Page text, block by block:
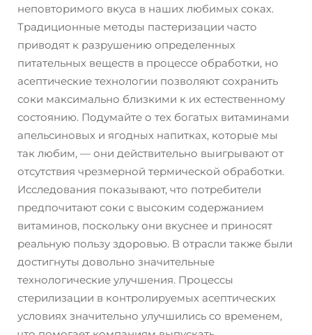
неповторимого вкуса в наших любимых соках.
Традиционные методы пастеризации часто
приводят к разрушению определенных
питательных веществ в процессе обработки, но
асептические технологии позволяют сохранить
соки максимально близкими к их естественному
состоянию. Подумайте о тех богатых витаминами
апельсиновых и ягодных напитках, которые мы
так любим, — они действительно выигрывают от
отсутствия чрезмерной термической обработки.
Исследования показывают, что потребители
предпочитают соки с высоким содержанием
витаминов, поскольку они вкуснее и приносят
реальную пользу здоровью. В отрасли также были
достигнуты довольно значительные
технологические улучшения. Процессы
стерилизации в контролируемых асептических
условиях значительно улучшились со временем,